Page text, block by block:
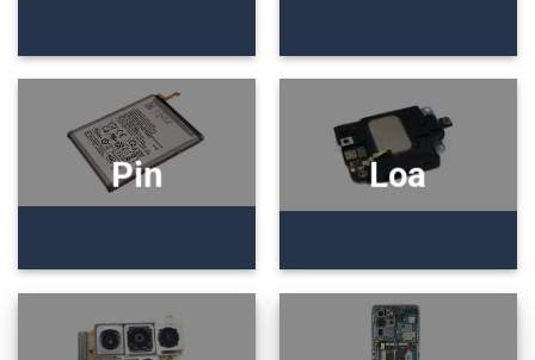
Pin Loa